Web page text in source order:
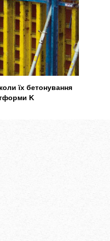
їх бетонування
K